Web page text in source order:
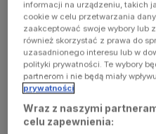
occurred
(see the
browser
console for
informacji na urządzeniu, takich
cookie w celu przetwarzania
zaakceptować swoje wybory lub
również skorzystać z prawa do
uzasadnionego interesu lub w
polityki prywatności. Te wybory
partnerom i nie będą miały
prywatności
Wraz z naszymi
celu zapewnienia: